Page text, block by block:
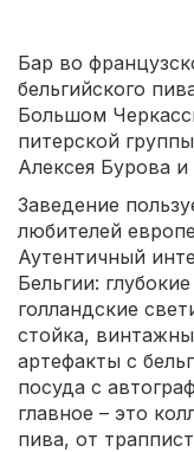
Бар во
бельгийского
Большом
питерской
Алексея Бурова
Заведение
любителей
Аутентичный
Бельгии:
голландские
стойка,
артефакты с
посуда с
главное – это
пива, от